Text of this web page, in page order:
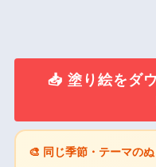
📥 塗り絵をダ
🎨 同じ季節・テーマの